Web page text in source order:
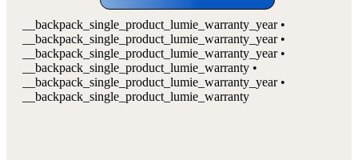
-
Vase
sphérique
noir
__backpack_single_product_lumie_warranty_year •
__backpack_single_product_lumie_warranty_year •
__backpack_single_product_lumie_warranty_year •
__backpack_single_product_lumie_warranty •
__backpack_single_product_lumie_warranty_year •
__backpack_single_product_lumie_warranty